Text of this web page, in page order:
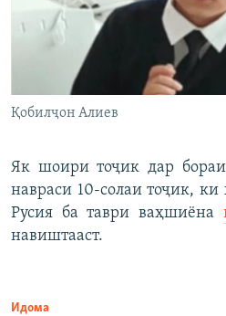
Қобилҷон Алиев
Як шоири тоҷик дар
навраси 10-солаи тоҷик,
Русия ба таври ваҳшиёна
навиштааст.
Идома